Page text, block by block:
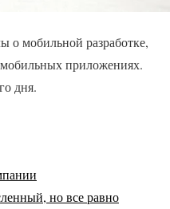
о мобильной разработке,
приложениях.
дня.
но все равно